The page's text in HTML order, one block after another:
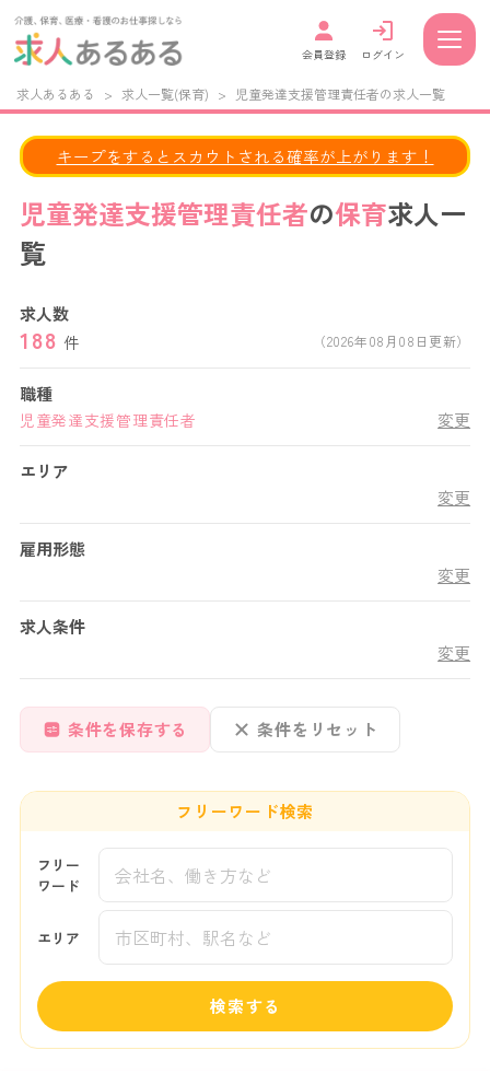
会員登録 ログイン
求人あるある > 求人一覧(保育) > 児童発達支援管理責任者の求人一覧
児童発達支援管理責任者の保育求人一
覧
キープをするとスカウトされる確率が上がります！
求人数
188 件 （2026年08月08日更新）
職種
児童発達支援管理責任者 変更
エリア
変更
雇用形態
変更
求人条件
変更
条件を保存する 条件をリセット
フリーワード検索
フリー
ワード
エリア
検索する